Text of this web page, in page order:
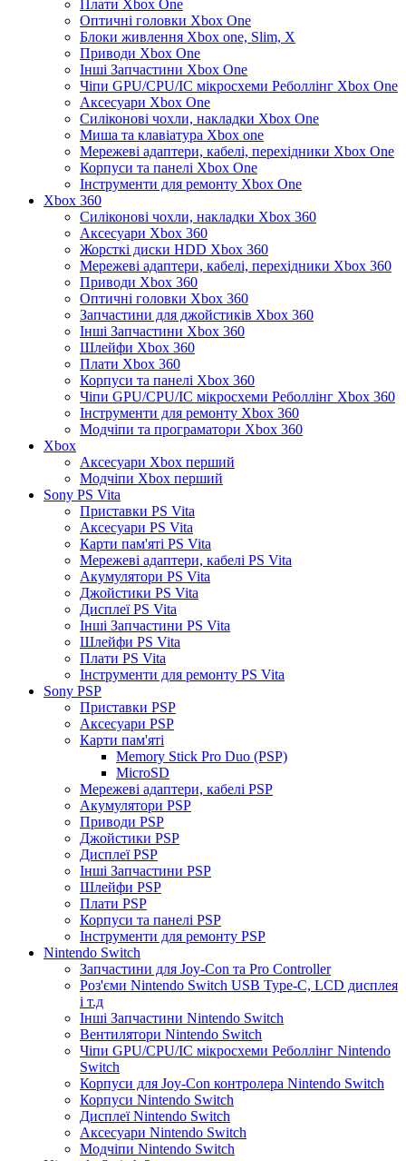
Плати Xbox One
Оптичні головки Xbox One
Блоки живлення Xbox one, Slim, X
Приводи Xbox One
Інші Запчастини Xbox One
Чіпи GPU/CPU/IC мікросхеми Реболлінг Xbox One
Аксесуари Xbox One
Силіконові чохли, накладки Xbox One
Миша та клавіатура Xbox one
Мережеві адаптери, кабелі, перехідники Xbox One
Корпуси та панелі Xbox One
Інструменти для ремонту Xbox One
Xbox 360
Силіконові чохли, накладки Xbox 360
Аксесуари Xbox 360
Жорсткі диски HDD Xbox 360
Мережеві адаптери, кабелі, перехідники Xbox 360
Приводи Xbox 360
Оптичні головки Xbox 360
Запчастини для джойстиків Xbox 360
Інші Запчастини Xbox 360
Шлейфи Xbox 360
Плати Xbox 360
Корпуси та панелі Xbox 360
Чіпи GPU/CPU/IC мікросхеми Реболлінг Xbox 360
Інструменти для ремонту Xbox 360
Модчіпи та програматори Xbox 360
Xbox
Аксесуари Xbox перший
Модчіпи Xbox перший
Sony PS Vita
Приставки PS Vita
Аксесуари PS Vita
Карти пам'яті PS Vita
Мережеві адаптери, кабелі PS Vita
Акумулятори PS Vita
Джойстики PS Vita
Дисплеї PS Vita
Інші Запчастини PS Vita
Шлейфи PS Vita
Плати PS Vita
Інструменти для ремонту PS Vita
Sony PSP
Приставки PSP
Аксесуари PSP
Карти пам'яті
Memory Stick Pro Duo (PSP)
MicroSD
Мережеві адаптери, кабелі PSP
Акумулятори PSP
Приводи PSP
Джойстики PSP
Дисплеї PSP
Інші Запчастини PSP
Шлейфи PSP
Плати PSP
Корпуси та панелі PSP
Інструменти для ремонту PSP
Nintendo Switch
Запчастини для Joy-Con та Pro Controller
Роз'єми Nintendo Switch USB Type-C, LCD дисплея
і т.д
Інші Запчастини Nintendo Switch
Вентилятори Nintendo Switch
Чіпи GPU/CPU/IC мікросхеми Реболлінг Nintendo
Switch
Корпуси для Joy-Con контролера Nintendo Switch
Корпуси Nintendo Switch
Дисплеї Nintendo Switch
Аксесуари Nintendo Switch
Модчіпи Nintendo Switch